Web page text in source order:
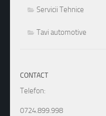
Servicii Tehnice
Tavi automotive
CONTACT
Telefon:
0724.899.998